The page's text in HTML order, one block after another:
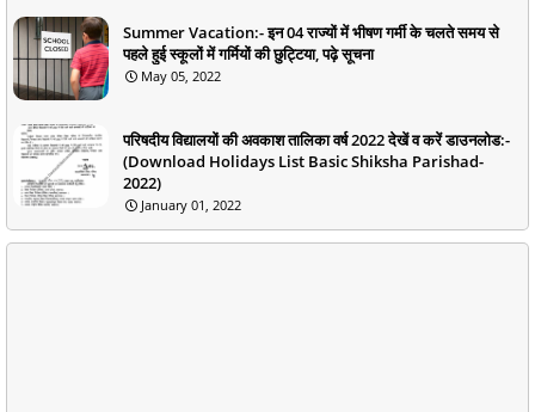
Summer Vacation:- इन 04 राज्यों में भीषण गर्मी के चलते समय से
पहले हुई स्कूलों में गर्मियों की छुट्टिया, पढ़े सूचना
May 05, 2022
परिषदीय विद्यालयों की अवकाश तालिका वर्ष 2022 देखें व करें डाउनलोड:-
(Download Holidays List Basic Shiksha Parishad-
2022)
January 01, 2022